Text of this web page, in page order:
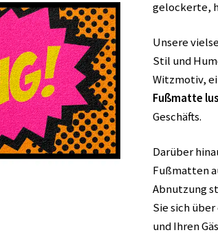
gelockerte,
Unsere
Stil und
Witzmotiv,
Fußmatte
Geschäfts.
Darüber
Fußmatten
Abnutzung
Sie sich
und Ihren